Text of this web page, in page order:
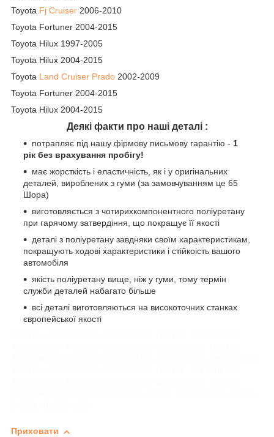
Toyota Fj Cruiser 2006-2010
Toyota Fortuner 2004-2015
Toyota Hilux 1997-2005
Toyota Hilux 2004-2015
Toyota Land Cruiser Prado 2002-2009
Toyota Fortuner 2004-2015
Toyota Hilux 2004-2015
Деякі факти про наші деталі :
потрапляє під нашу фірмову письмову гарантію - 1
рік без врахування пробігу!
має жорсткість і еластичність, як і у оригінальних
деталей, вироблених з гуми (за замовчуванням це 65
Шора)
виготовляється з чотирихкомпонентного поліуретану
при гарячому затвердіння, що покращує її якості
деталі з поліуретану завдняки своїм характеристикам,
покращують ходові характеристики і стійкоість вашого
автомобіля
якість поліуретану вище, ніж у гуми, тому термін
служби деталей набагато більше
всі деталі виготовляються на високоточних станках
європейської якості
Приховати